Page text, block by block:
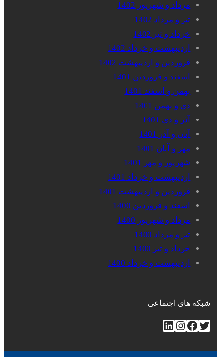
مرداد و شهریور 1402
تیر و مرداد 1402
خرداد و تیر 1402
اردیبهشت و خرداد 1402
فروردین و اردیبهشت 1402
اسفند و فروردین 1401
بهمن و اسفند 1401
دی و بهمن 1401
آذر و دی 1401
آبان و آذر 1401
مهر و آبان 1401
شهریور و مهر 1401
اردیبهشت و خرداد 1401
فروردین و اردیبهشت 1401
اسفند و فروردین 1400
مرداد و شهریور 1400
تیر و مرداد 1400
خرداد و تیر 1400
اردیبهشت و خرداد 1400
شبکه های اجتماعی
توییتر فیس‌بوکاینستاگرم لینکداین